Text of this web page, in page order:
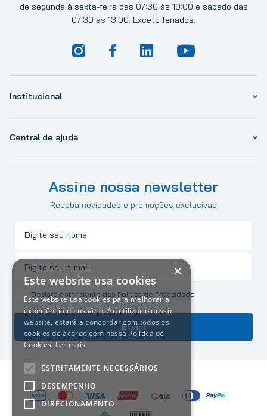
de segunda à sexta-feira das 07:30 às 19:00 e sábado das
07:30 às 13:00. Exceto feriados.
Institucional
Central de ajuda
Assine nossa newsletter
Receba novidades e promoções exclusivas
Declaro estar ciente das Política de Privacidade
Enviar
×
Este website usa cookies
Este website usa cookies para melhorar a
experiência do usuário. Ao utilizar o nosso
website, estará a concordar com todos os
cookies de acordo com nossa Política de
Cookies. Ler mais
ESTRITAMENTE NECESSÁRIOS
DESEMPENHO
DIRECIONAMENTO